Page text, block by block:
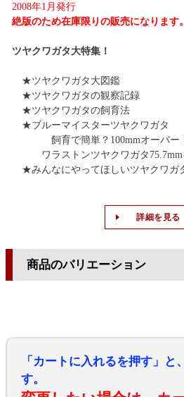
2008年1月発行
絶版のため在庫限りの販売になります。
ツヤクワガタ大特集！
★ツヤクワガタ大図鑑
★ツヤクワガタの観察記録
★ツヤクワガタの飼育法
★ブルーマイスターツヤクワガタ
飼育で簡単？100mmオーバー
ワラストンツヤクワガタ75.7mm
★みんなにやってほしいツヤクワガ
詳細を見る
商品のバリエーション
「カートに入れるを押す」と
す。